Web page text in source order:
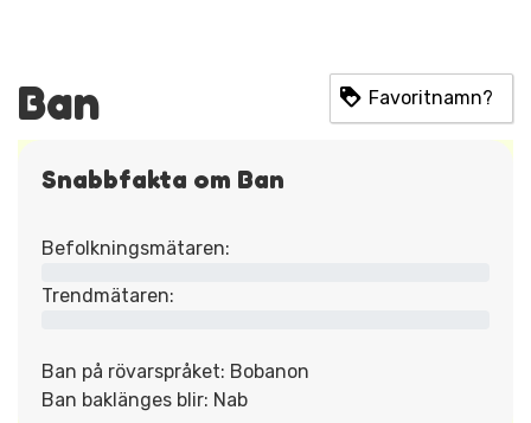
Ban Favoritnamn?
Snabbfakta om Ban
Befolkningsmätaren:
Trendmätaren:
Ban på rövarspråket: Bobanon
Ban baklänges blir: Nab